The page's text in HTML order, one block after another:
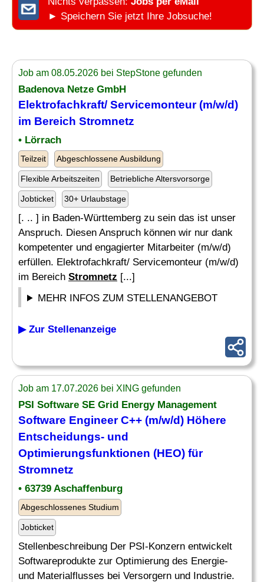
► Speichern Sie jetzt Ihre Jobsuche!
Job am 08.05.2026 bei StepStone gefunden
Badenova Netze GmbH
Elektrofachkraft/ Servicemonteur (m/w/d)
im Bereich Stromnetz
• Lörrach
Teilzeit Abgeschlossene Ausbildung
Flexible Arbeitszeiten Betriebliche Altersvorsorge
Jobticket 30+ Urlaubstage
[. .. ] in Baden-Württemberg zu sein das ist unser
Anspruch. Diesen Anspruch können wir nur dank
kompetenter und engagierter Mitarbeiter (m/w/d)
erfüllen. Elektrofachkraft/ Servicemonteur (m/w/d)
im Bereich Stromnetz [...]
MEHR INFOS ZUM STELLENANGEBOT
▶ Zur Stellenanzeige
Job am 17.07.2026 bei XING gefunden
PSI Software SE Grid Energy Management
Software Engineer C++ (m/w/d) Höhere
Entscheidungs- und
Optimierungsfunktionen (HEO) für
Stromnetz
• 63739 Aschaffenburg
Abgeschlossenes Studium
Jobticket
Stellenbeschreibung Der PSI-Konzern entwickelt
Softwareprodukte zur Optimierung des Energie-
und Materialflusses bei Versorgern und Industrie.